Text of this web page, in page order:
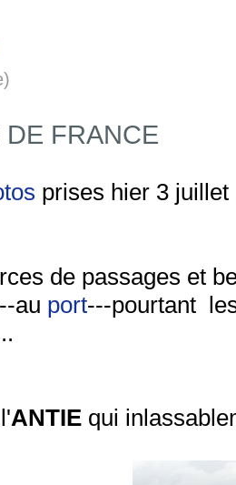
DE FRANCE
prises hier 3
de passages et
au port---pourtant
ANTIE qui